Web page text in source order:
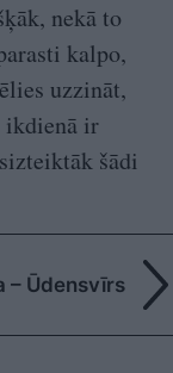
nekā to
kalpo,
uzzināt,
ikdienā ir
šādi
– Ūdensvīrs